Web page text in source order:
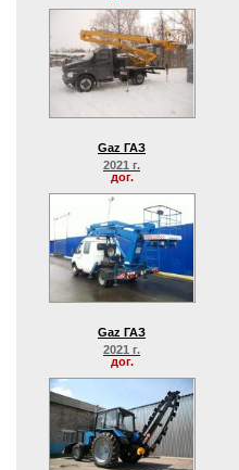
Gaz ГАЗ
2021 г.
дог.
Gaz ГАЗ
2021 г.
дог.